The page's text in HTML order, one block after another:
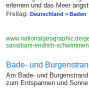
erlernen und das Meer
Freitag: Deutschland > Baden
www.nationalgeographic.de/
sansibars-endlich-
Bade- und
Am Bade- und
zum Entspannen und